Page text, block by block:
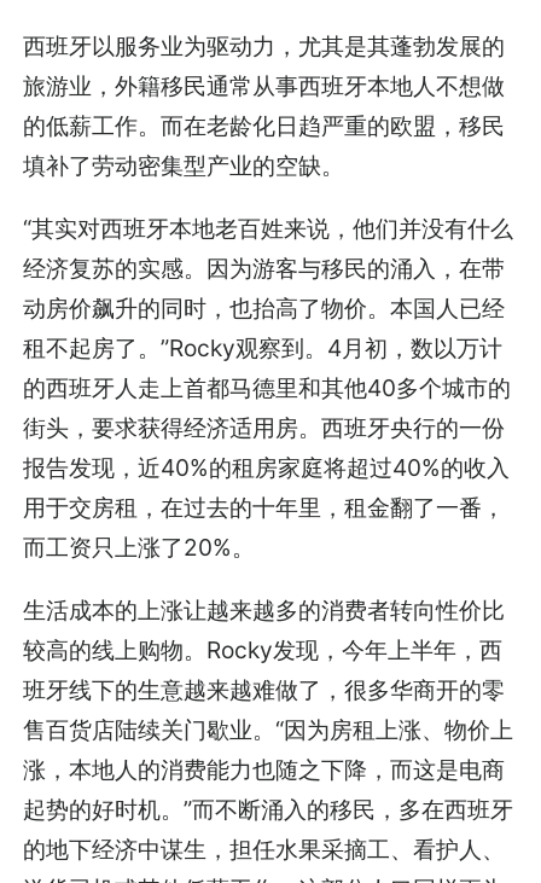
西班牙以服务业为驱动力，尤其是其蓬勃发展的
旅游业，外籍移民通常从事西班牙本地人不想做
的低薪工作。而在老龄化日趋严重的欧盟，移民
填补了劳动密集型产业的空缺。
“其实对西班牙本地老百姓来说，他们并没有什么
经济复苏的实感。因为游客与移民的涌入，在带
动房价飙升的同时，也抬高了物价。本国人已经
租不起房了。”Rocky观察到。4月初，数以万计
的西班牙人走上首都马德里和其他40多个城市的
街头，要求获得经济适用房。西班牙央行的一份
报告发现，近40%的租房家庭将超过40%的收入
用于交房租，在过去的十年里，租金翻了一番，
而工资只上涨了20%。
生活成本的上涨让越来越多的消费者转向性价比
较高的线上购物。Rocky发现，今年上半年，西
班牙线下的生意越来越难做了，很多华商开的零
售百货店陆续关门歇业。“因为房租上涨、物价上
涨，本地人的消费能力也随之下降，而这是电商
起势的好时机。”而不断涌入的移民，多在西班牙
的地下经济中谋生，担任水果采摘工、看护人、